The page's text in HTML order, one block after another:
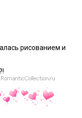
рисованием и